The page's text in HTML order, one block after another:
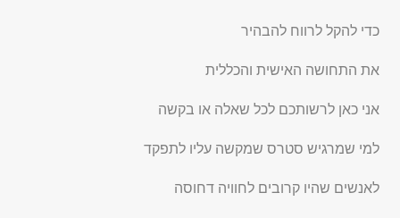
כדי להקל לרווח להבהיר
את התחושה האישית והכללית
אני כאן לרשותכם לכל שאלה או בקשה
למי שמרגיש סטרס שמקשה עליו לתפקד
לאנשים שהיו קרובים לחוויה דחוסה